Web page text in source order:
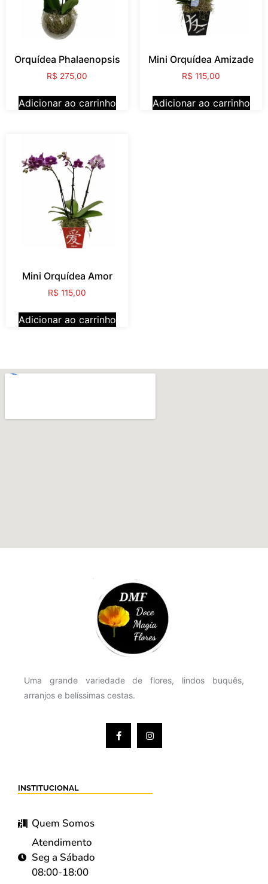
Orquídea Phalaenopsis
R$ 275,00
Adicionar ao carrinho
Mini Orquídea Amizade
R$ 115,00
Adicionar ao carrinho
Mini Orquídea Amor
R$ 115,00
Adicionar ao carrinho
Uma grande variedade de flores, lindos buquês,
arranjos e belíssimas cestas.
INSTITUCIONAL
Quem Somos
Atendimento
Seg a Sábado
08:00-18:00